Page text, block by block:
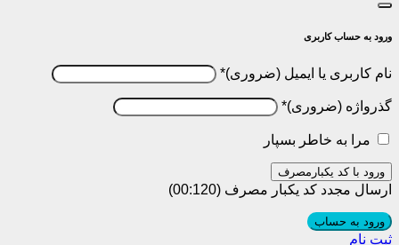
ورود به حساب کاربری
نام کاربری یا ایمیل *
گذرواژه *
مرا به خاطر بسپار
ورود با کد یکبارمصرف
ارسال مجدد کد یکبار مصرف (00:
120
)
ورود به حساب
ثبت نام